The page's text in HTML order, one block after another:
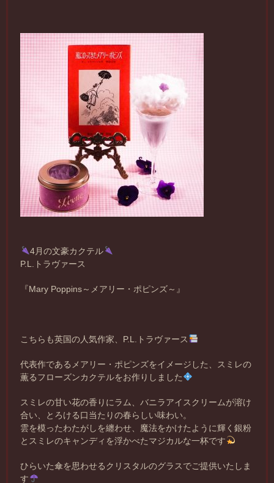
4月の文豪カクテル
P.L.トラヴァース
『Mary Poppins～メアリー・ポピンズ～』
こちらも英国の人気作家、P.L.トラヴァース
代表作であるメアリー・ポピンズをイメージした、スミレの
薫るフローズンカクテルをお作りしました
スミレの甘い花の香りにラム、バニラアイスクリームが溶け
合い、とろける口当たりの春らしい味わい。
雲を模ったわたがしを纏わせ、魔法をかけたように輝く銀粉
とスミレのキャンディを浮かべたマジカルな一杯です
ひらいた傘を思わせるクリスタルのグラスでご提供いたしま
す